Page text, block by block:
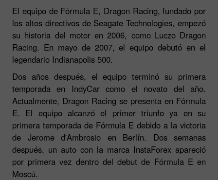
El equipo de Fórmula E, Dragon Racing, fundado por
los altos directivos de Seagate Technologies, empezó
su historia del motor en 2006, como Luczo Dragon
Racing. En mayo de 2007, el equipo debutó en el
legendario Indianapolis 500.
Dos años después, el equipo terminó su primera
temporada en IndyCar como el novato del año.
Actualmente, Dragon Racing se presenta en Fórmula
E. El equipo alcanzó el primer triunfo ya en su
primera temporada de Fórmula E debido a la victoria
de Jerome d'Ambrosio en Berlín. Dos semanas
después, un auto con la marca InstaForex apareció
por primera vez dentro del debut de Fórmula E en
Moscú.